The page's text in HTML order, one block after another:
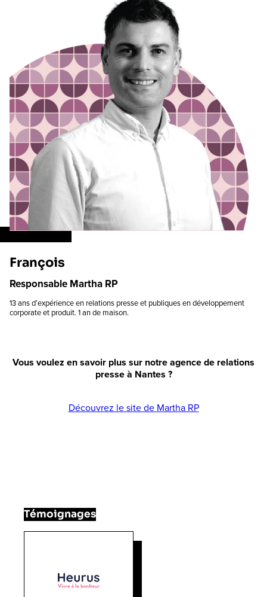
François
Responsable Martha RP
13 ans d’expérience en relations presse et publiques en développement
corporate et produit. 1 an de maison.
Vous voulez en savoir plus sur notre agence de relations
presse à Nantes ?
Découvrez le site de Martha RP
Témoignages